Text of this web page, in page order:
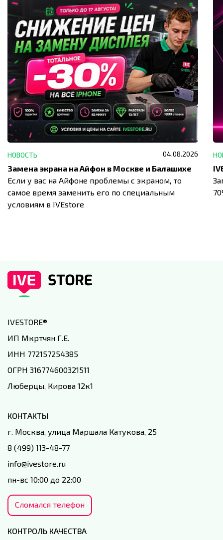
НОВОСТЬ 04.08.2026
Замена экрана на Айфон в Москве и Балашихе
Если у вас на Айфоне проблемы с экраном, то
самое время заменить его по специальным
условиям в IVEstore
IVESTORE®
ИП Мкртчян Г.Е.
ИНН 772157254385
ОГРН 316774600321511
Люберцы, Кирова 12к1
КОНТАКТЫ
г. Москва, улица Маршала Катукова, 25
8 (499) 113-48-77
info@ivestore.ru
пн-вс 10:00 до 22:00
Сломался телефон
КОНТРОЛЬ КАЧЕСТВА